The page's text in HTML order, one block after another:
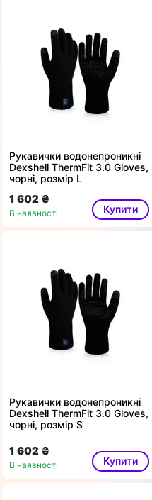
Рукавички водонепроникні
Dexshell ThermFit 3.0 Gloves,
чорні, розмір L
1 602 ₴
В наявності Купити
Рукавички водонепроникні
Dexshell ThermFit 3.0 Gloves,
чорні, розмір S
1 602 ₴
В наявності Купити